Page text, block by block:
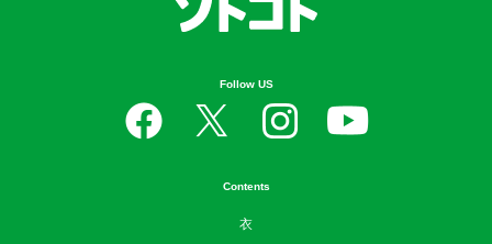
Follow US
Contents
衣